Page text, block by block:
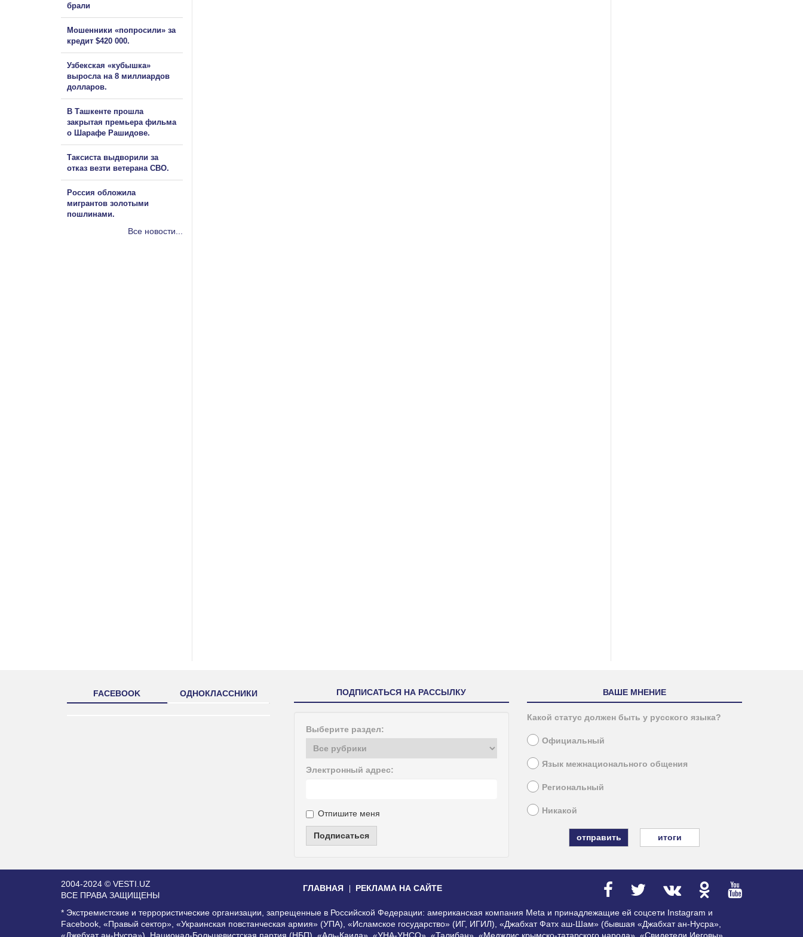
брали
Мошенники «попросили» за
кредит $420 000.
Узбекская «кубышка»
выросла на 8 миллиардов
долларов.
В Ташкенте прошла
закрытая премьера фильма
о Шарафе Рашидове.
Таксиста выдворили за
отказ везти ветерана СВО.
Россия обложила
мигрантов золотыми
пошлинами.
Все новости...
FACEBOOK ОДНОКЛАССНИКИ ПОДПИСАТЬСЯ НА РАССЫЛКУ
Выберите раздел:
Электронный адрес:
Отпишите меня
Подписаться
ВАШЕ МНЕНИЕ
Какой статус должен быть у русского языка?
Официальный
Язык межнационального общения
Региональный
Никакой
итоги
2004-2024 © VESTI.UZ
ВСЕ ПРАВА ЗАЩИЩЕНЫ
ГЛАВНАЯ РЕКЛАМА НА САЙТЕ
* Экстремистские и террористические организации, запрещенные в Российской Федерации: американская компания Meta и принадлежащие ей соцсети Instagram и
Facebook, «Правый сектор», «Украинская повстанческая армия» (УПА), «Исламское государство» (ИГ, ИГИЛ), «Джабхат Фатх аш-Шам» (бывшая «Джабхат ан-Нусра»,
«Джебхат ан-Нусра»), Национал-Большевистская партия (НБП), «Аль-Каида», «УНА-УНСО», «Талибан», «Меджлис крымско-татарского народа», «Свидетели Иеговы»,